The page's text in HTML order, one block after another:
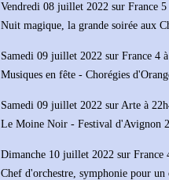
Vendredi 08 juillet 2022 sur France 5
Nuit magique, la grande soirée aux
Samedi 09 juillet 2022 sur France 4
Musiques en fête - Chorégies
Samedi 09 juillet 2022 sur Arte à
Le Moine Noir - Festival d'Avignon
Dimanche 10 juillet 2022 sur France
Chef d'orchestre, symphonie pour un